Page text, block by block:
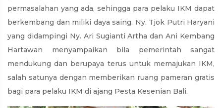
permasalahan yang ada, sehingga para pelaku IKM dapat
berkembang dan miliki daya saing. Ny. Tjok Putri Haryani
yang didampingi Ny. Ari Sugianti Artha dan Ani Kembang
Hartawan menyampaikan bila pemerintah sangat
mendukung dan berupaya terus untuk memajukan IKM,
salah satunya dengan memberikan ruang pameran gratis
bagi para pelaku IKM di ajang Pesta Kesenian Bali.